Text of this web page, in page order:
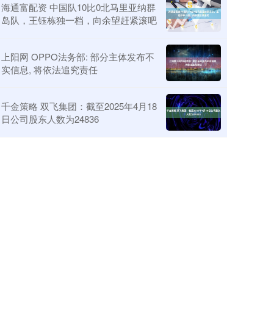
海通富配资 中国队10比0北马里亚纳群
岛队，王钰栋独一档，向余望赶紧滚吧
上阳网 OPPO法务部: 部分主体发布不
实信息, 将依法追究责任
千金策略 双飞集团：截至2025年4月18
日公司股东人数为24836